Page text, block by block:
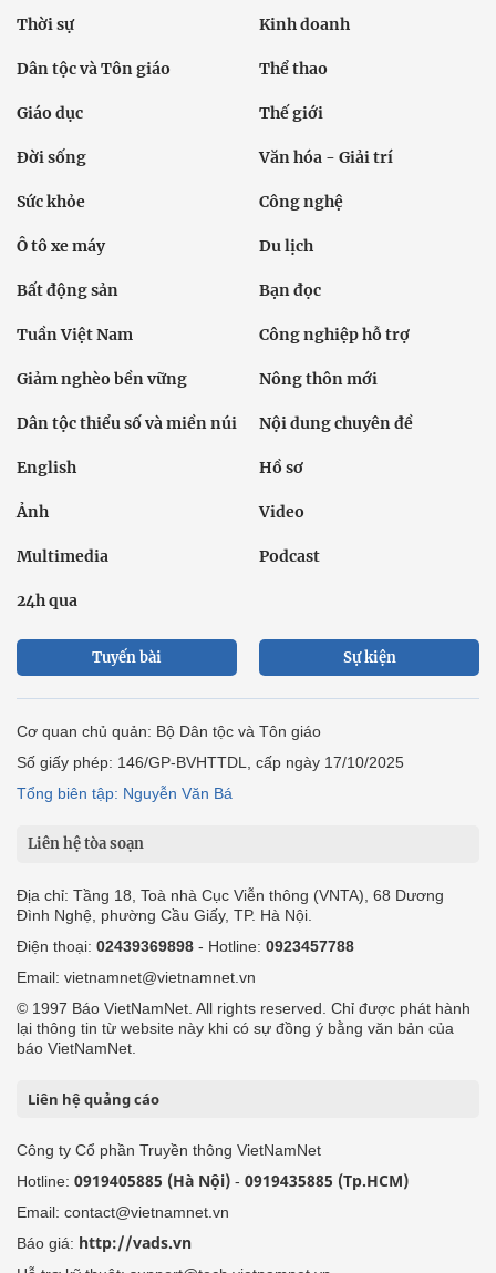
Thời sự Kinh doanh
Dân tộc và Tôn giáo Thể thao
Giáo dục Thế giới
Đời sống Văn hóa - Giải trí
Sức khỏe Công nghệ
Ô tô xe máy Du lịch
Bất động sản Bạn đọc
Tuần Việt Nam Công nghiệp hỗ trợ
Giảm nghèo bền vững Nông thôn mới
Dân tộc thiểu số và miền núi Nội dung chuyên đề
English Hồ sơ
Ảnh Video
Multimedia Podcast
24h qua
Tuyến bài Sự kiện
Cơ quan chủ quản: Bộ Dân tộc và Tôn giáo
Số giấy phép: 146/GP-BVHTTDL, cấp ngày 17/10/2025
Tổng biên tập: Nguyễn Văn Bá
Liên hệ tòa soạn
Địa chỉ: Tầng 18, Toà nhà Cục Viễn thông (VNTA), 68 Dương
Đình Nghệ, phường Cầu Giấy, TP. Hà Nội.
Điện thoại: 02439369898 - Hotline: 0923457788
Email: vietnamnet@vietnamnet.vn
© 1997 Báo VietNamNet. All rights reserved. Chỉ được phát hành
lại thông tin từ website này khi có sự đồng ý bằng văn bản của
báo VietNamNet.
Liên hệ quảng cáo
Công ty Cổ phần Truyền thông VietNamNet
Hotline: 0919405885 (Hà Nội) - 0919435885 (Tp.HCM)
Email: contact@vietnamnet.vn
Báo giá: http://vads.vn